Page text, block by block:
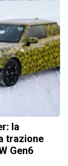
la
trazione
Gen6